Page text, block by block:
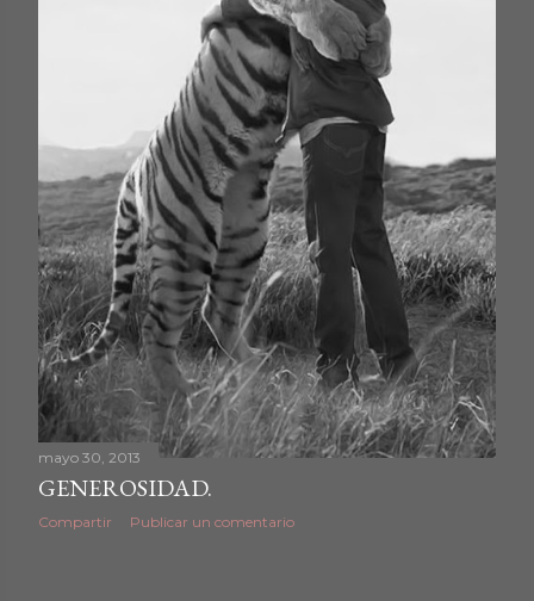
s
mayo 30, 2013
GENEROSIDAD.
Compartir Publicar un comentario